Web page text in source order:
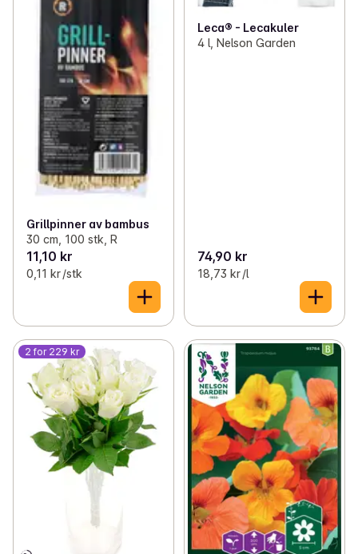
Grillpinner av bambus
30 cm, 100 stk, R
11,10 kr
0,11 kr /stk
Leca® - Lecakuler
4 l, Nelson Garden
74,90 kr
18,73 kr /l
2 for 229 kr